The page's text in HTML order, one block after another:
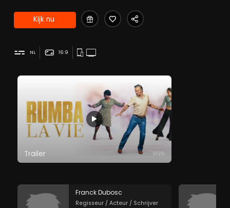
Kijk nu
NL 16:9
Trailer 01:26
Franck Dubosc
Regisseur / Acteur / Schrijver